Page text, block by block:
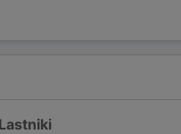
Lastniki